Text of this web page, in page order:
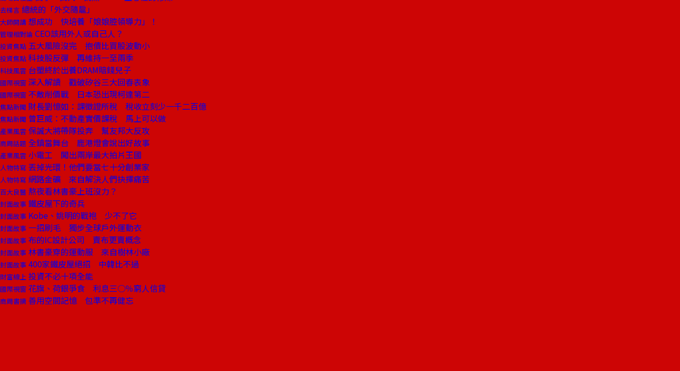
去梯言 總統的「外交隨扈」
大師開講 想成功 快培養「娘娘腔領導力」！
管理相對論 CEO該用外人或自己人？
投資焦點 五大風險沒完 抱債比買股波動小
投資焦點 科技股反彈 再維持一至兩季
科技風雲 台塑終於出養DRAM賠錢兒子
國際視窗 深入解讀 戳破矽谷三大回春表象
國際視窗 不敵削價戰 日本恐出現柯達第二
焦點新聞 財長劉憶如：課徵證所稅 稅收立刻少一千二百億
焦點新聞 曾巨威：不動產實價課稅 馬上可以做
產業風雲 保誠大將帶隊投奔 幫友邦大反攻
商周話題 全鎮當舞台 鹿港燈會說出好故事
產業風雲 小電工 闖出兩岸最大拍片王國
人物特寫 丟掉光環！他們要當七十分創業家
人物特寫 網路金礦 來自解決人們抉擇痛苦
百大良醫 熬夜看林書豪上班沒力？
封面故事 鐵皮屋下的奇兵
封面故事 Kobe、姚明的戰袍 少不了它
封面故事 一招刷毛 獨步全球戶外運動衣
封面故事 布的IC設計公司 賣布更賣概念
封面故事 林書豪穿的運動服 來自樹林小廠
封面故事 400家鐵皮屋絕招 中韓比不過
財富線上 投資不必十項全能
國際視窗 花旗、荷銀爭食 利息三○％窮人信貸
商周書摘 善用空間記憶 包準不再健忘